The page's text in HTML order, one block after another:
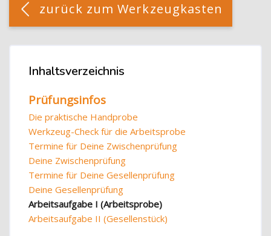
zurück zum Werkzeugkasten
Inhaltsverzeichnis überspringen
Inhaltsverzeichnis
Prüfungsinfos
Die praktische Handprobe
Werkzeug-Check für die Arbeitsprobe
Termine für Deine Zwischenprüfung
Deine Zwischenprüfung
Termine für Deine Gesellenprüfung
Deine Gesellenprüfung
Arbeitsaufgabe I (Arbeitsprobe)
Arbeitsaufgabe II (Gesellenstück)